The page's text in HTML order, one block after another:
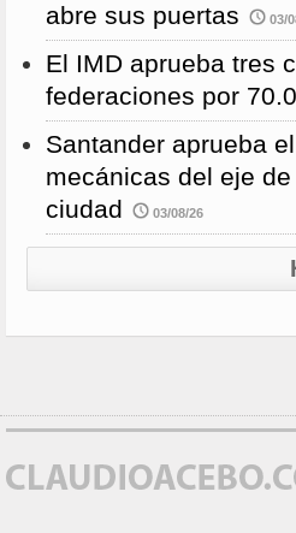
abre sus puertas
03/
El IMD aprueba tres
federaciones por
Santander aprueba
mecánicas del eje
ciudad
03/08/26